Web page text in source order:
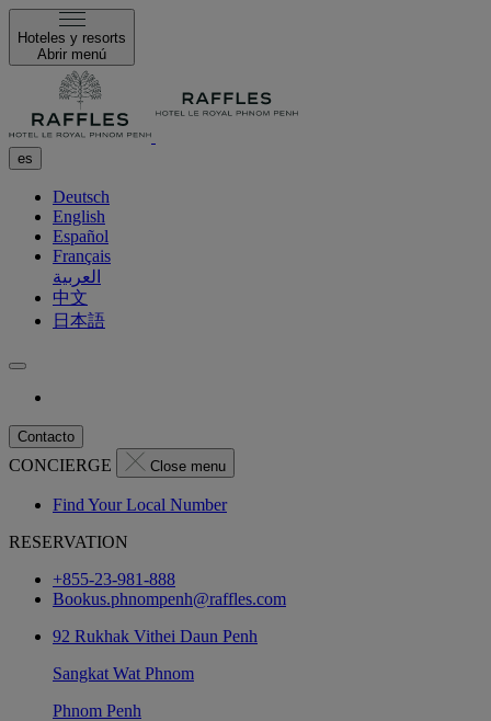
Hoteles y resorts
Abrir menú
es
Deutsch
English
Español
Français
العربية
中文
日本語
Contacto
CONCIERGE Close menu
Find Your Local Number
RESERVATION
+855-23-981-888
Bookus.phnompenh@raffles.com
92 Rukhak Vithei Daun Penh
Sangkat Wat Phnom
Phnom Penh